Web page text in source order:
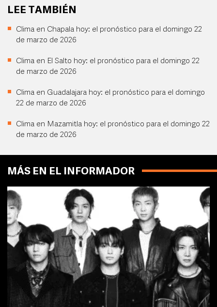
LEE TAMBIÉN
Clima en Chapala hoy: el pronóstico para el domingo 22
de marzo de 2026
Clima en El Salto hoy: el pronóstico para el domingo 22
de marzo de 2026
Clima en Guadalajara hoy: el pronóstico para el domingo
22 de marzo de 2026
Clima en Mazamitla hoy: el pronóstico para el domingo 22
de marzo de 2026
MÁS EN EL INFORMADOR